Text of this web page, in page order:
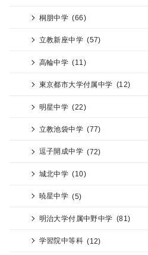
桐朋中学 (66)
立教新座中学 (57)
高輪中学 (11)
東京都市大学付属中学 (12)
明星中学 (22)
立教池袋中学 (77)
逗子開成中学 (72)
城北中学 (10)
暁星中学 (5)
明治大学付属中野中学 (81)
学習院中等科 (12)